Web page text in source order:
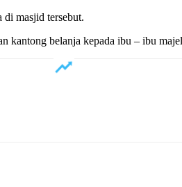
masjid tersebut.
kantong belanja kepada ibu – ibu